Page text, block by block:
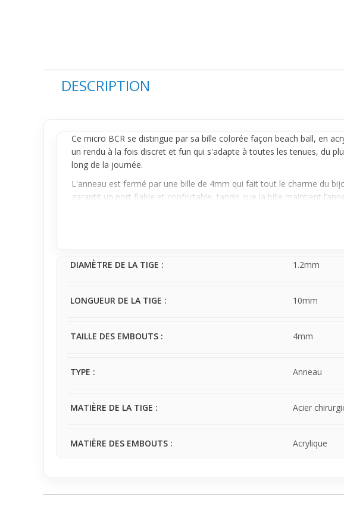
DESCRIPTION
Ce micro BCR se distingue par sa bille colorée façon beach ball, en
un rendu à la fois discretet fun qui s'adapte à toutes les tenues, du
long de la journée.
L'anneau est fermé par une bille de 4mm qui fait tout le charme du
garantit un port fiable et confortable, tandis que la bille maintient
micro BCR est une excellente
DIAMÈTRE DE LA TIGE : 1.2mm
LONGUEUR DE LA TIGE : 10mm
TAILLE DES EMBOUTS : 4mm
TYPE : Anneau
MATIÈRE DE LA TIGE : Acier
MATIÈRE DES EMBOUTS : Acrylique